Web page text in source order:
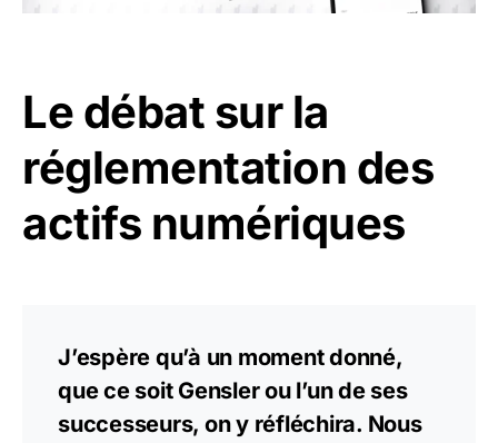
Le débat sur la
réglementation des
actifs numériques
J’espère qu’à un moment donné,
que ce soit Gensler ou l’un de ses
successeurs, on y réfléchira. Nous